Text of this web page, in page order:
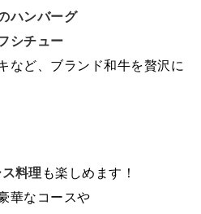
ハンバーグ
シチュー
など、ブランド和牛を贅沢に
料理 も楽しめます！
華なコースや